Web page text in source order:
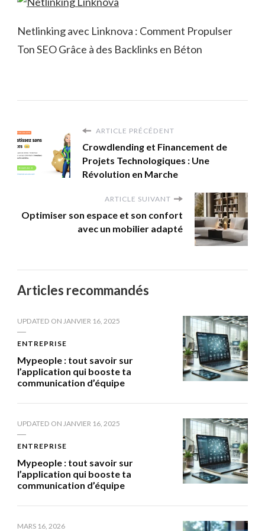
Netlinking avec Linknova : Comment Propulser
Ton SEO Grâce à des Backlinks en Béton
ARTICLE PRÉCÉDENT
Crowdlending et Financement de
Projets Technologiques : Une
Révolution en Marche
ARTICLE SUIVANT
Optimiser son espace et son confort
avec un mobilier adapté
Articles recommandés
UPDATED ON JANVIER 16, 2025
ENTREPRISE
Mypeople : tout savoir sur
l’application qui booste ta
communication d’équipe
UPDATED ON JANVIER 16, 2025
ENTREPRISE
Mypeople : tout savoir sur
l’application qui booste ta
communication d’équipe
MARS 16, 2026